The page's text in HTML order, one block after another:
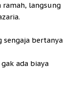
ramah, langsung
sengaja bertanya
ada biaya